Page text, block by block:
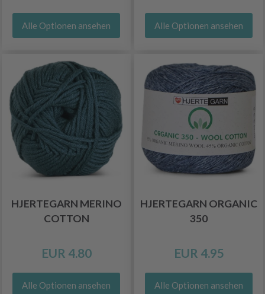
Alle Optionen ansehen Alle Optionen ansehen
HJERTEGARN MERINO
COTTON
EUR 4.80
Alle Optionen ansehen
HJERTEGARN ORGANIC
350
EUR 4.95
Alle Optionen ansehen